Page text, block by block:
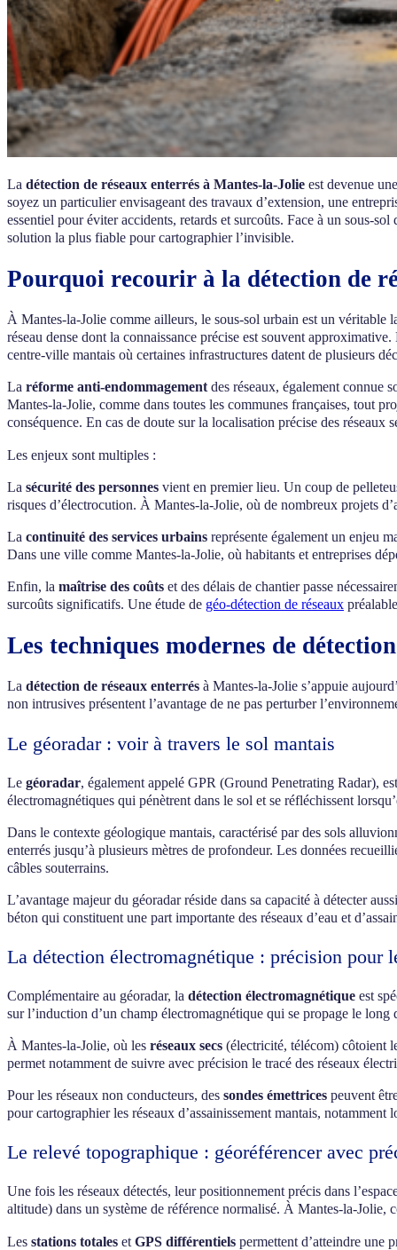
La détection de réseaux enterrés à Mantes-la-Jolie est devenue
soyez un particulier envisageant des travaux d’extension, une
essentiel pour éviter accidents, retards et surcoûts. Face à un sous-
solution la plus fiable pour cartographier l’invisible.
Pourquoi recourir à la détection de
À Mantes-la-Jolie comme ailleurs, le sous-sol urbain est un véritable
réseau dense dont la connaissance précise est souvent
centre-ville mantais où certaines infrastructures datent de plusieurs
La réforme anti-endommagement des réseaux, également connue
Mantes-la-Jolie, comme dans toutes les communes françaises, tout
conséquence. En cas de doute sur la localisation précise des réseaux
Les enjeux sont multiples :
La sécurité des personnes vient en premier lieu. Un coup de
risques d’électrocution. À Mantes-la-Jolie, où de nombreux projets
La continuité des services urbains représente également un enjeu
Dans une ville comme Mantes-la-Jolie, où habitants et entreprises
Enfin, la maîtrise des coûts et des délais de chantier passe
surcoûts significatifs. Une étude de géo-détection de réseaux
Les techniques modernes de
La détection de réseaux enterrés à Mantes-la-Jolie s’appuie
non intrusives présentent l’avantage de ne pas perturber
Le géoradar : voir à travers le sol mantais
Le géoradar, également appelé GPR (Ground Penetrating Radar),
électromagnétiques qui pénètrent dans le sol et se réfléchissent
Dans le contexte géologique mantais, caractérisé par des sols
enterrés jusqu’à plusieurs mètres de profondeur. Les données
câbles souterrains.
L’avantage majeur du géoradar réside dans sa capacité à détecter
béton qui constituent une part importante des réseaux d’eau et
La détection électromagnétique : précision pour
Complémentaire au géoradar, la détection électromagnétique est
sur l’induction d’un champ électromagnétique qui se propage le
À Mantes-la-Jolie, où les réseaux secs (électricité, télécom) côtoient
permet notamment de suivre avec précision le tracé des réseaux
Pour les réseaux non conducteurs, des sondes émettrices peuvent
pour cartographier les réseaux d’assainissement mantais,
Le relevé topographique : géoréférencer avec
Une fois les réseaux détectés, leur positionnement précis dans
altitude) dans un système de référence normalisé. À Mantes-la-Jolie,
Les stations totales et GPS différentiels permettent d’atteindre une